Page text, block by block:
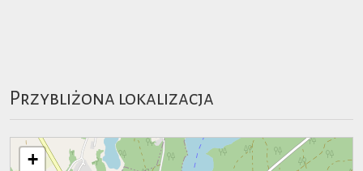
Przybliżona lokalizacja
+